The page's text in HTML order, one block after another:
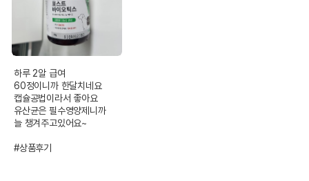
하루 2알 급여
60정이니까 한달치네요
캡슐공법이라서 좋아요
유산균은 필수영양제니까
늘 챙겨주고있어요~
#상품후기